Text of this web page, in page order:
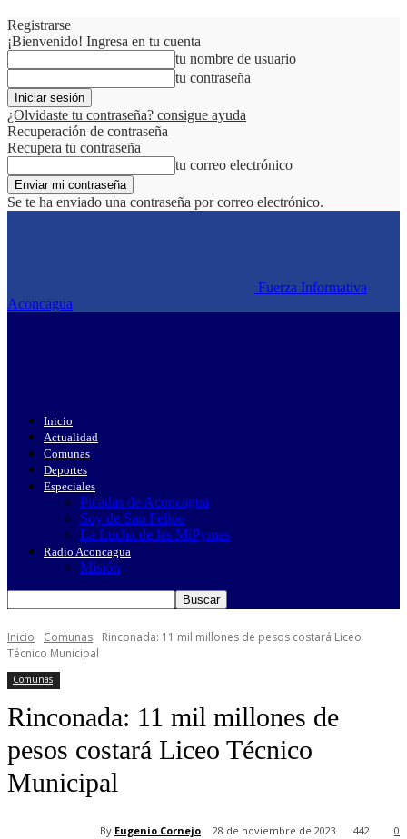
Registrarse
¡Bienvenido! Ingresa en tu cuenta
tu nombre de usuario
tu contraseña
¿Olvidaste tu contraseña? consigue ayuda
Recuperación de contraseña
Recupera tu contraseña
tu correo electrónico
Se te ha enviado una contraseña por correo electrónico.
Fuerza Informativa
Aconcagua
Inicio
Actualidad
Comunas
Deportes
Especiales
Picadas de Aconcagua
Soy de San Felipe
La Lucha de las MiPymes
Radio Aconcagua
Misión
Inicio Comunas
Rinconada: 11 mil millones de pesos costará Liceo
Técnico Municipal
Comunas
Rinconada: 11 mil millones de
pesos costará Liceo Técnico
Municipal
By Eugenio Cornejo 28 de noviembre de 2023 0
442